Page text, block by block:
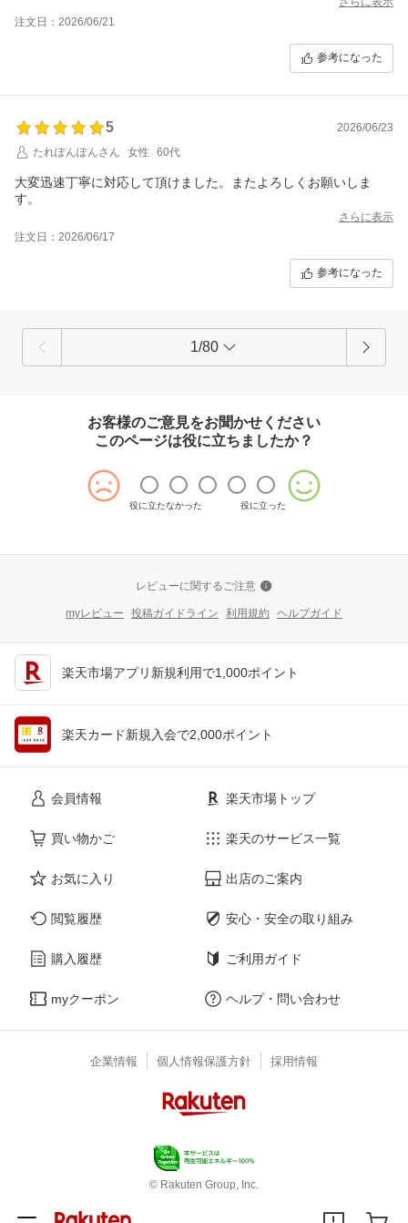
注文日：2026/06/21
参考になった
5
2026/06/23
たれぽんぽんさん
女性 60代
大変迅速丁寧に対応して頂けました。またよろしくお願いしま
す。
さらに表示
注文日：2026/06/17
参考になった
1/80
お客様のご意見をお聞かせください
このページは役に立ちましたか？
役に立たなかった 役に立った
レビューに関するご注意
myレビュー 投稿ガイドライン 利用規約 ヘルプガイド
楽天市場アプリ新規利用で1,000ポイント
楽天カード新規入会で2,000ポイント
会員情報
買い物かご
お気に入り
閲覧履歴
購入履歴
myクーポン
楽天市場トップ
楽天のサービス一覧
出店のご案内
安心・安全の取り組み
ご利用ガイド
ヘルプ・問い合わせ
企業情報 個人情報保護方針 採用情報
© Rakuten Group, Inc.